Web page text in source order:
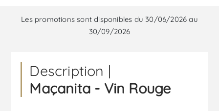
Les promotions sont disponibles du 30/06/2026 au
30/09/2026
Description |
Maçanita - Vin Rouge